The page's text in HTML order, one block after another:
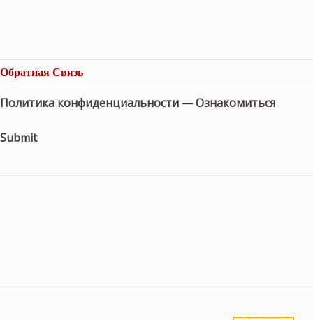
Обратная Связь
Политика конфиденциальности —Ознакомиться
Submit